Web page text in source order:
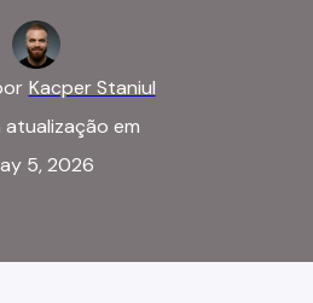
Kacper Staniul
atualização em
5, 2026